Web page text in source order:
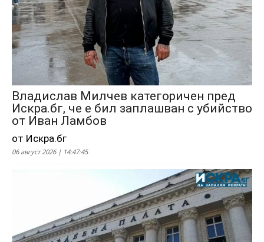
Владислав Милчев категоричен пред
Искра.бг, че е бил заплашван с убийство
от Иван Ламбов
от Искра.бг
06 август 2026 | 14:47:45